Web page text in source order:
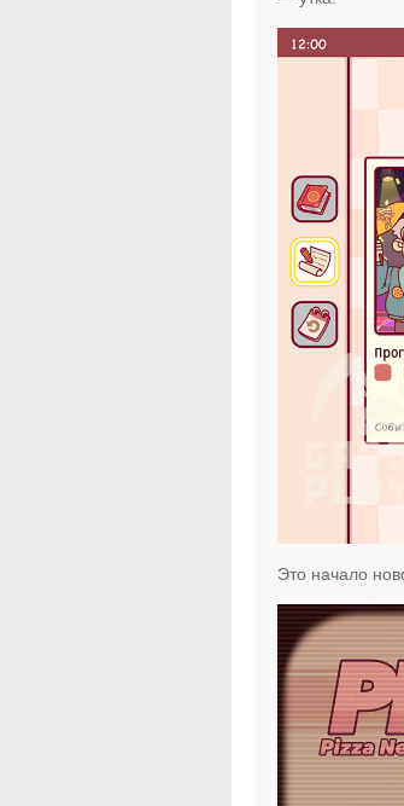
Это начало